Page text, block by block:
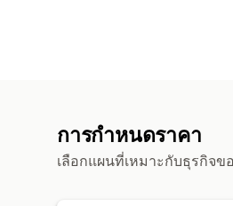
การกำหนดราคา
เลือกแผนที่เหมาะกับธุรกิจ